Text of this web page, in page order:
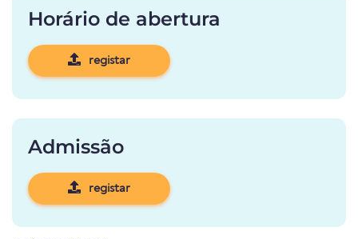
Horário de abertura
registar
Admissão
registar